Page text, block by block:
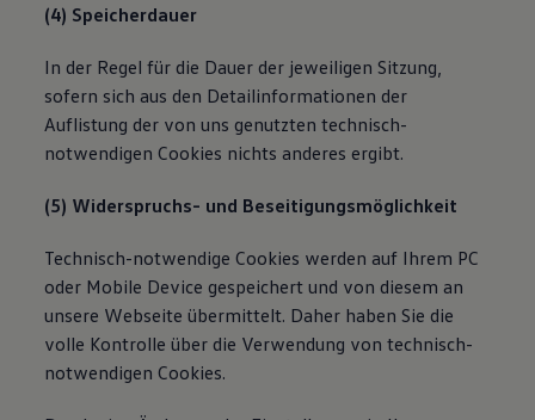
(4) Speicherdauer
In der Regel für die Dauer der jeweiligen Sitzung,
sofern sich aus den Detailinformationen der
Auflistung der von uns genutzten technisch-
notwendigen Cookies nichts anderes ergibt.
(5) Widerspruchs- und Beseitigungsmöglichkeit
Technisch-notwendige Cookies werden auf Ihrem PC
oder Mobile Device gespeichert und von diesem an
unsere Webseite übermittelt. Daher haben Sie die
volle Kontrolle über die Verwendung von technisch-
notwendigen Cookies.